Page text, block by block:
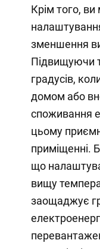
Крім того,
зменшення
Підвищуючи
градусів,
домом або
споживання
цьому
приміщенні.
що
вищу
заощаджує